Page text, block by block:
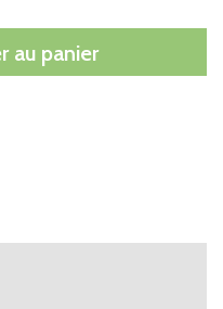
au panier